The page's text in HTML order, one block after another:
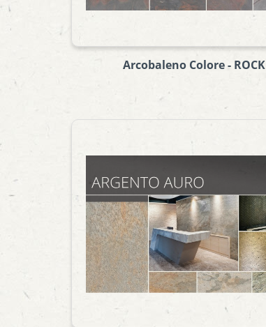
Arcobaleno Colore - ROCK